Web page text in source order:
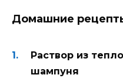
Домашние
Раствор из
шампуня